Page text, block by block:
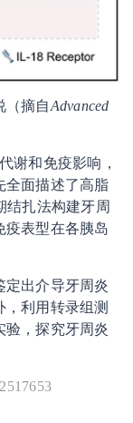
（摘自Advanced
谢和免疫影响，
全面描述了高脂
结扎法构建牙周
疫表型在各胰岛
定出介导牙周炎
利用转录组测
验，探究牙周炎